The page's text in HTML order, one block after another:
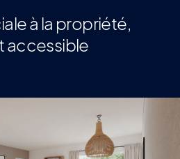
à la propriété,
accessible